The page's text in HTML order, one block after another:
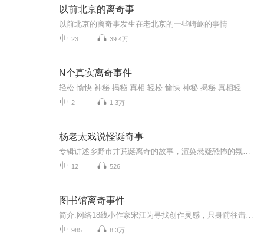
以前北京的离奇事
以前北京的离奇事发生在老北京的一些崎岖的事情
23 39.4万
N个真实离奇事件
2 1.3万
杨老太戏说怪诞奇事
12 526
图书馆离奇事件
985 8.3万